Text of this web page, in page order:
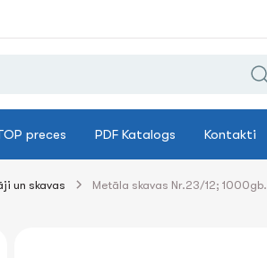
preces PDF Katalogs Kontakti
un skavas Metāla skavas Nr.23/12; 1000gb.